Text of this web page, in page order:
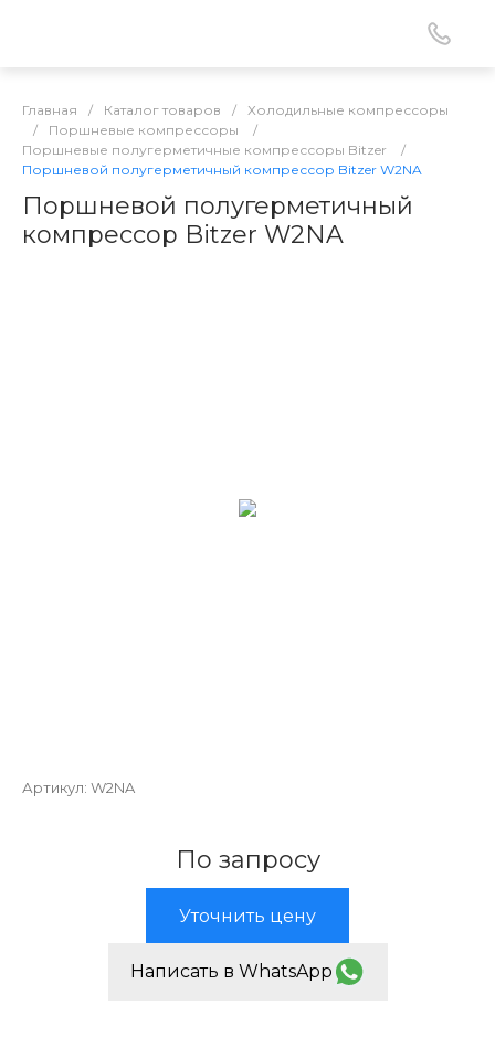
Главная / Каталог товаров /
Холодильные компрессоры
/
Поршневые компрессоры
/
Поршневые полугерметичные компрессоры Bitzer
/
Поршневой полугерметичный компрессор Bitzer W2NA
Поршневой полугерметичный
компрессор Bitzer W2NA
Артикул: W2NA
По запросу
Уточнить цену
Написать в WhatsApp